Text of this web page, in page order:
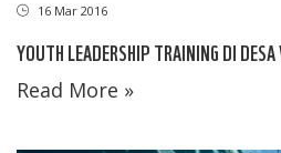
16 Mar 2016
YOUTH LEADERSHIP TRAINING DI
Read More »